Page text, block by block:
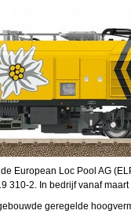
European Loc Pool AG
310-2. In bedrijf vanaf maart
geregelde